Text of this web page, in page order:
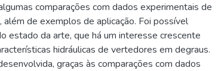
comparações com dados experimentais de
de exemplos de aplicação. Foi possível
estado da arte, que há um interesse crescente
hidráulicas de vertedores em degraus.
graças às comparações com dados